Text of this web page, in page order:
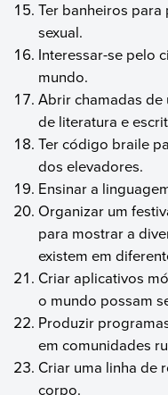
Ter banheiros
sexual.
Interessar-se pelo
mundo.
Abrir chamadas
de literatura e
Ter código braile
dos elevadores.
Ensinar a
Organizar um
para mostrar a
existem em
Criar aplicativos
o mundo possam
Produzir
em comunidades
Criar uma linha de
corpo.